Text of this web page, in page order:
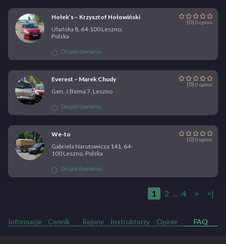
Hołek’s – Krzysztof Hołowiński
(0) 0 opinii
Ułańska 8, 64-100 Leszno,
Polska
Do porównania
Everest – Marek Chudy
(0) 0 opinii
Gen. J.Bema 7, Leszno
Do porównania
We-to
(0) 0 opinii
Gabriela Narutowicza 141, 64-
100 Leszno, Polska
Do porównania
1 2 ... 4 > >|
Informacje Cennik Rejony Instruktorzy Opinie FAQ